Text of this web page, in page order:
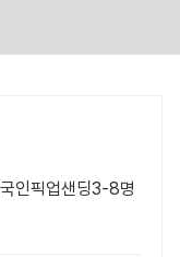
인픽업샌딩3-8명